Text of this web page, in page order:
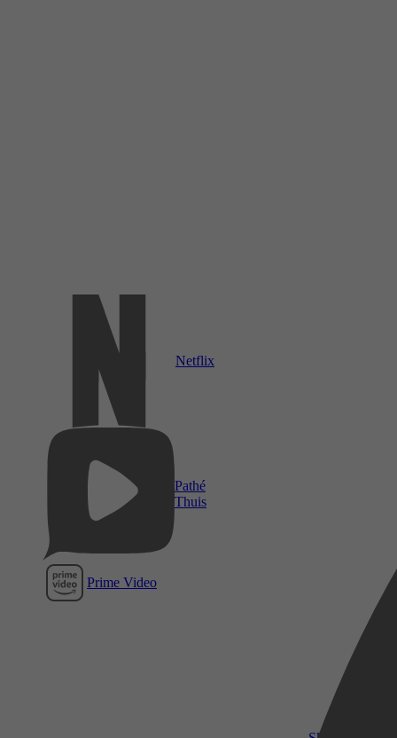
Netflix
Pathé
Thuis
Prime Video